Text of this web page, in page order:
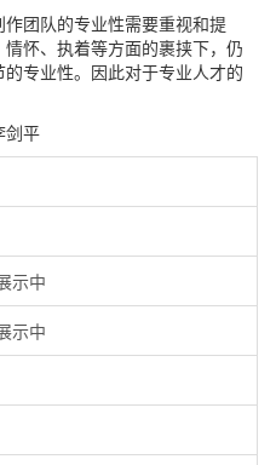
团队的专业性需要重视和提
怀、执着等方面的裹挟下，仍
专业性。因此对于专业人才的
平
示中
示中